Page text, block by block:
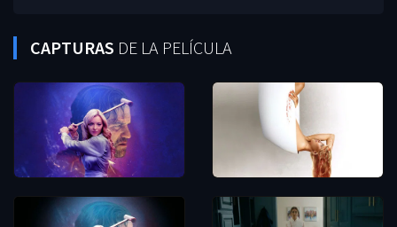
CAPTURAS DE LA PELÍCULA